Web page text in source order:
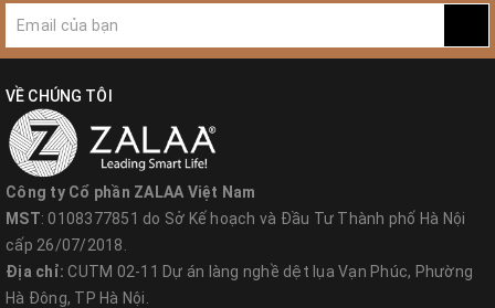
VỀ CHÚNG TÔI
Công ty Cổ phần ZALAA Việt Nam
MST: 0108377851 do Sở Kế hoạch và Đầu Tư Thành phố Hà Nội
cấp 26/07/2018.
Địa chỉ: CUTM 02-11 Dự án làng nghề dệt lụa Vạn Phúc, Phường
Hà Đông, TP Hà Nội.